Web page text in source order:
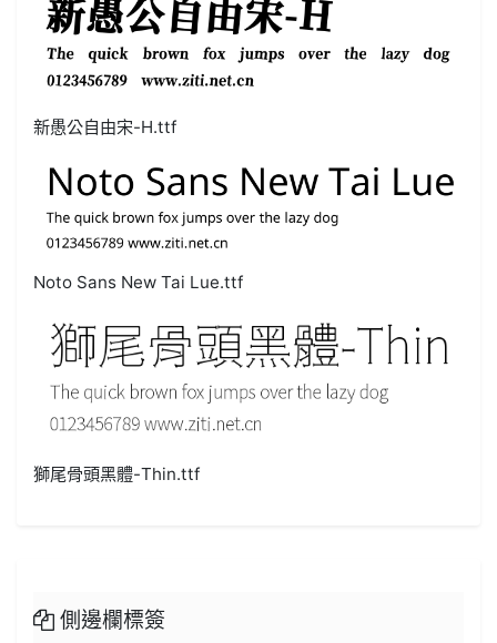
新愚公自由宋-H.ttf
Noto Sans New Tai Lue.ttf
獅尾骨頭黑體-Thin.ttf
側邊欄標簽